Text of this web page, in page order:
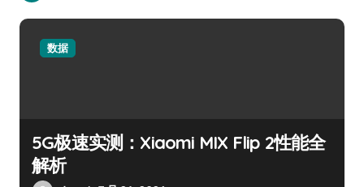
数据
5G极速实测：Xiaomi MIX Flip 2性能全
解析